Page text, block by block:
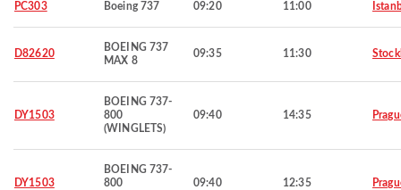
PC303 Boeing 737 09:20 11:00
D82620
BOEING 737
MAX 8
09:35 11:30
DY1503
BOEING 737-
800
(WINGLETS)
09:40 14:35
DY1503
BOEING 737-
800
09:40 12:35